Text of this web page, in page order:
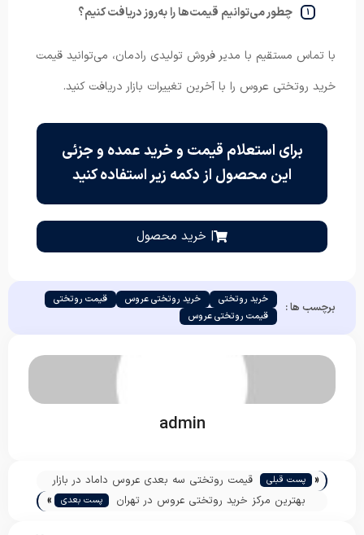
چطور می‌توانیم قیمت‌ها را به‌روز دریافت کنیم؟
با تماس مستقیم با مدیر فروش تولیدی رادمان، می‌توانید قیمت
خرید روتختی عروس را با آخرین تغییرات بازار دریافت کنید.
برای استعلام قیمت و خرید عمده و جزئی
این محصول از دکمه زیر استفاده کنید
| خرید محصول
برچسب ها : خرید روتختی خرید روتختی عروس
قیمت روتختی
قیمت روتختی عروس
admin
« پست قبلی
قیمت روتختی سه بعدی عروس داماد در بازار
بهترین مرکز خرید روتختی عروس در تهران
پست بعدی »